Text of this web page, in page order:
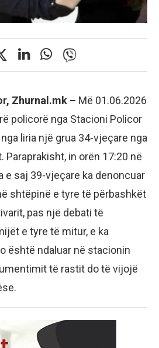
Zhurnal.mk – Më 01.06.2026
policorë nga Stacioni Policor
liria një grua 34-vjeçare nga
Paraprakisht, in orën 17:20 në
e saj 39-vjeçare ka denoncuar
shtëpinë e tyre të përbashkët
pas një debati të
e tyre të mitur, e ka
është ndaluar në stacionin
të rastit do të vijojë